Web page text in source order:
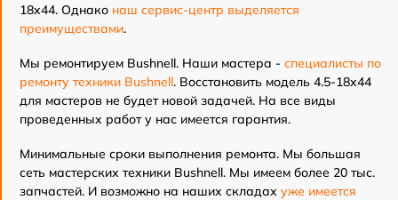
18x44. Однако наш сервис-центр выделяется
преимуществами.
Мы ремонтируем Bushnell. Наши мастера - специалисты по
ремонту техники Bushnell. Восстановить модель 4.5-18x44
для мастеров не будет новой задачей. На все виды
проведенных работ у нас имеется гарантия.
Минимальные сроки выполнения ремонта. Мы большая
сеть мастерских техники Bushnell. Мы имеем более 20 тыс.
запчастей. И возможно на наших складах уже имеется